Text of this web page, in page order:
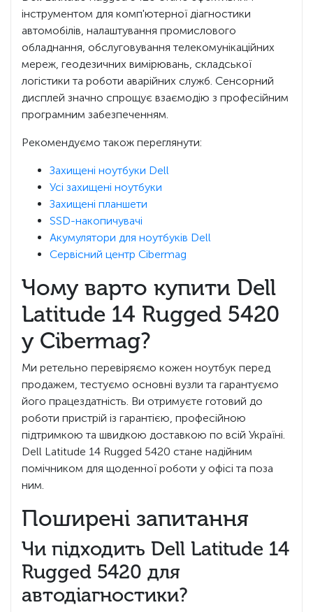
інструментом для комп'ютерної діагностики
автомобілів, налаштування промислового
обладнання, обслуговування телекомунікаційних
мереж, геодезичних вимірювань, складської
логістики та роботи аварійних служб. Сенсорний
дисплей значно спрощує взаємодію з професійним
програмним забезпеченням.
Рекомендуємо також переглянути:
Захищені ноутбуки Dell
Усі захищені ноутбуки
Захищені планшети
SSD-накопичувачі
Акумулятори для ноутбуків Dell
Сервісний центр Cibermag
Чому варто купити Dell
Latitude 14 Rugged 5420
у Cibermag?
Ми ретельно перевіряємо кожен ноутбук перед
продажем, тестуємо основні вузли та гарантуємо
його працездатність. Ви отримуєте готовий до
роботи пристрій із гарантією, професійною
підтримкою та швидкою доставкою по всій Україні.
Dell Latitude 14 Rugged 5420 стане надійним
помічником для щоденної роботи у офісі та поза
ним.
Поширені запитання
Чи підходить Dell Latitude 14
Rugged 5420 для
автодіагностики?